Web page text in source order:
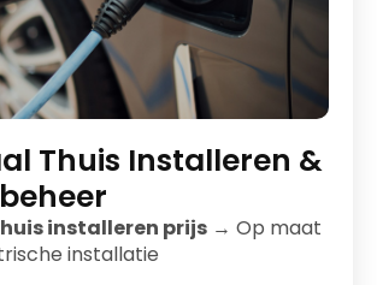
Thuis Installeren &
installeren prijs → Op maat
installatie